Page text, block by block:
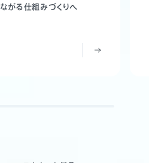
がる仕組みづくりへ